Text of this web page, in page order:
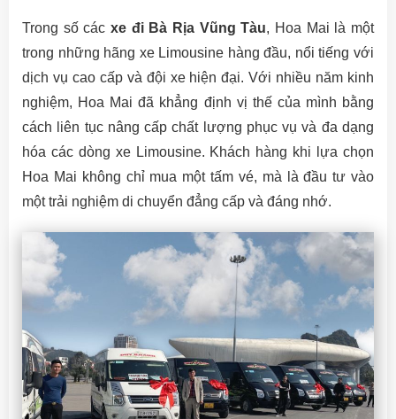
Trong số các xe đi Bà Rịa Vũng Tàu, Hoa Mai là một
trong những hãng xe Limousine hàng đầu, nổi tiếng với
dịch vụ cao cấp và đội xe hiện đại. Với nhiều năm kinh
nghiệm, Hoa Mai đã khẳng định vị thế của mình bằng
cách liên tục nâng cấp chất lượng phục vụ và đa dạng
hóa các dòng xe Limousine. Khách hàng khi lựa chọn
Hoa Mai không chỉ mua một tấm vé, mà là đầu tư vào
một trải nghiệm di chuyển đẳng cấp và đáng nhớ.